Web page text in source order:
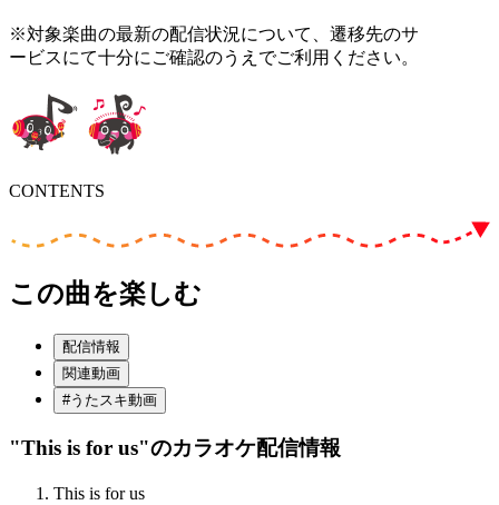
※対象楽曲の最新の配信状況について、遷移先のサ
ービスにて十分にご確認のうえでご利用ください。
CONTENTS
この曲を楽しむ
配信情報
関連動画
#うたスキ動画
"This is for us"のカラオケ配信情報
This is for us